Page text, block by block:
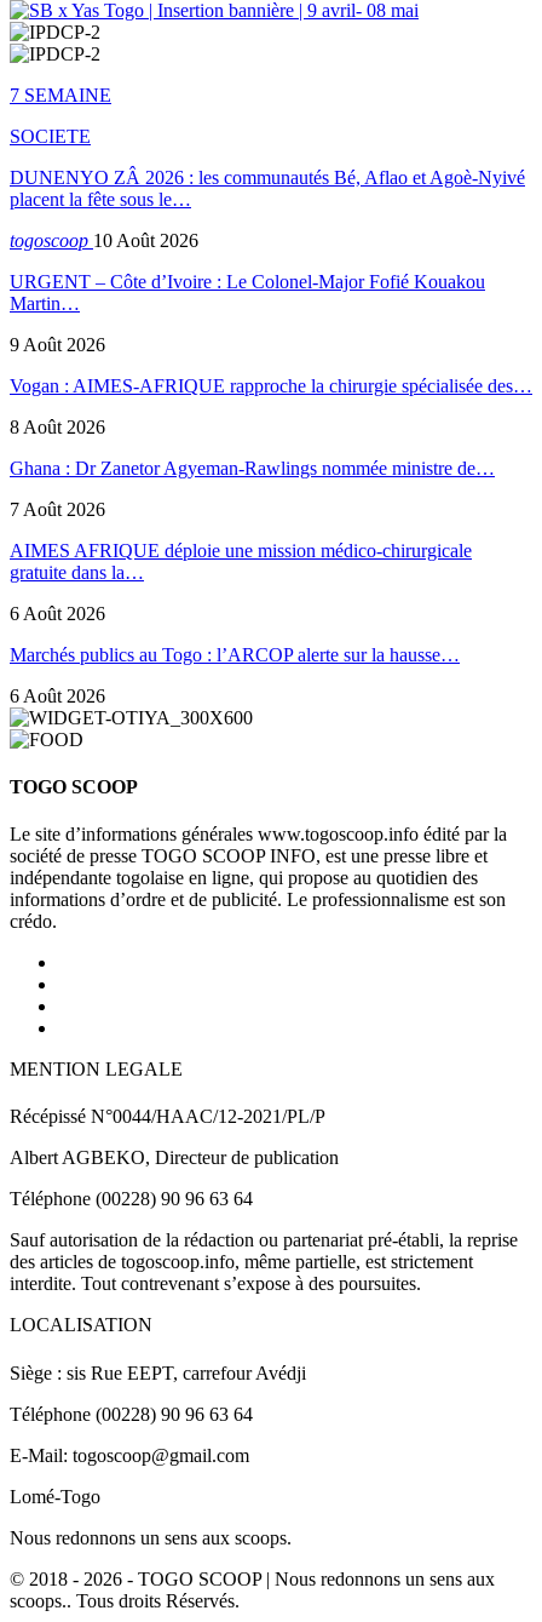
7 SEMAINE
SOCIETE
DUNENYO ZÂ 2026 : les communautés Bé, Aflao et Agoè-Nyivé
placent la fête sous le…
togoscoop 10 Août 2026
URGENT – Côte d’Ivoire : Le Colonel-Major Fofié Kouakou
Martin…
9 Août 2026
Vogan : AIMES-AFRIQUE rapproche la chirurgie spécialisée des…
8 Août 2026
Ghana : Dr Zanetor Agyeman-Rawlings nommée ministre de…
7 Août 2026
AIMES AFRIQUE déploie une mission médico-chirurgicale
gratuite dans la…
6 Août 2026
Marchés publics au Togo : l’ARCOP alerte sur la hausse…
6 Août 2026
TOGO SCOOP
Le site d’informations générales www.togoscoop.info édité par la
société de presse TOGO SCOOP INFO, est une presse libre et
indépendante togolaise en ligne, qui propose au quotidien des
informations d’ordre et de publicité. Le professionnalisme est son
crédo.
MENTION LEGALE
Récépissé N°0044/HAAC/12-2021/PL/P
Albert AGBEKO, Directeur de publication
Téléphone (00228) 90 96 63 64
Sauf autorisation de la rédaction ou partenariat pré-établi, la reprise
des articles de togoscoop.info, même partielle, est strictement
interdite. Tout contrevenant s’expose à des poursuites.
LOCALISATION
Siège : sis Rue EEPT, carrefour Avédji
Téléphone (00228) 90 96 63 64
E-Mail: togoscoop@gmail.com
Lomé-Togo
Nous redonnons un sens aux scoops.
© 2018 - 2026 - TOGO SCOOP | Nous redonnons un sens aux
scoops.. Tous droits Réservés.